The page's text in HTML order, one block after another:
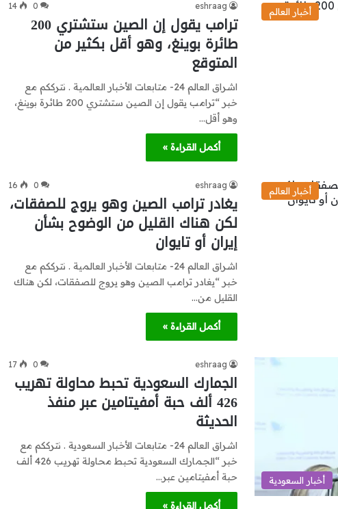
أخبار العالم
eshraag
0
14
ترامب يقول إن الصين ستشتري 200
طائرة بوينغ، وهو أقل بكثير من
المتوقع
اشراق العالم 24- متابعات الأخبار العالمية . نترككم مع
خبر “ترامب يقول إن الصين ستشتري 200 طائرة بوينغ،
وهو أقل…
أكمل القراءة »
أخبار العالم
eshraag
0
16
يغادر ترامب الصين وهو يروج للصفقات،
لكن هناك القليل من الوضوح بشأن
إيران أو تايوان
اشراق العالم 24- متابعات الأخبار العالمية . نترككم مع
خبر “يغادر ترامب الصين وهو يروج للصفقات، لكن هناك
القليل من…
أكمل القراءة »
أخبار السعودية
eshraag
0
17
الجمارك السعودية تحبط محاولة تهريب
426 ألف حبة أمفيتامين عبر منفذ
الحديثة
اشراق العالم 24- متابعات الأخبار السعودية . نترككم مع
خبر “الجمارك السعودية تحبط محاولة تهريب 426 ألف
حبة أمفيتامين عبر…
أكمل القراءة »